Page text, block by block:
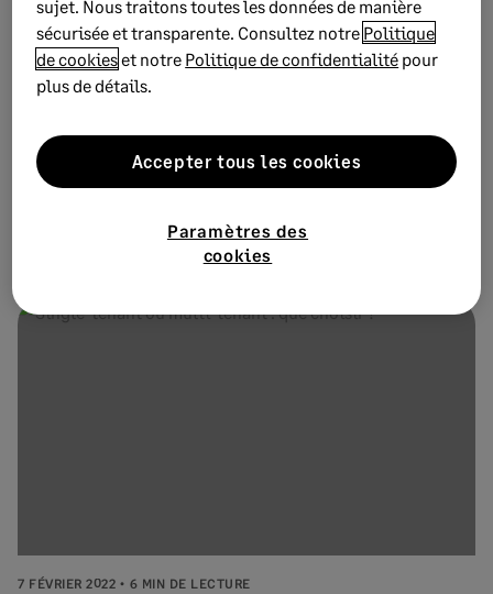
22 idées pour libérer l’énergie des
entreprises
décarbone l’économie et que se construit une société plus
7 FÉVRIER 2022 6 MIN DE LECTURE
sujet. Nous traitons toutes les données de manière
sécurisée et transparente. Consultez notre Politique
de cookieset notre Politique de confidentialité pour
plus de détails.
Paramètres des
cookies
Accepter tous les cookies